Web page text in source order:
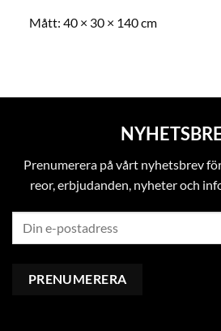
Mått: 40 × 30 × 140 cm
Prenumerera på vårt nyhetsbrev
reor, erbjudanden, nyheter och